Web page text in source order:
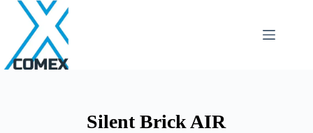
Silent Brick AIR